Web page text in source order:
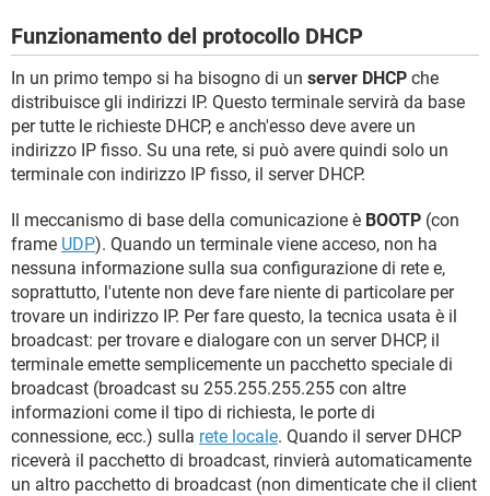
Funzionamento del protocollo DHCP
In un primo tempo si ha bisogno di un server DHCP che
distribuisce gli indirizzi IP. Questo terminale servirà da base
per tutte le richieste DHCP, e anch'esso deve avere un
indirizzo IP fisso. Su una rete, si può avere quindi solo un
terminale con indirizzo IP fisso, il server DHCP.
Il meccanismo di base della comunicazione è BOOTP (con
frame UDP). Quando un terminale viene acceso, non ha
nessuna informazione sulla sua configurazione di rete e,
soprattutto, l'utente non deve fare niente di particolare per
trovare un indirizzo IP. Per fare questo, la tecnica usata è il
broadcast: per trovare e dialogare con un server DHCP, il
terminale emette semplicemente un pacchetto speciale di
broadcast (broadcast su 255.255.255.255 con altre
informazioni come il tipo di richiesta, le porte di
connessione, ecc.) sulla rete locale. Quando il server DHCP
riceverà il pacchetto di broadcast, rinvierà automaticamente
un altro pacchetto di broadcast (non dimenticate che il client